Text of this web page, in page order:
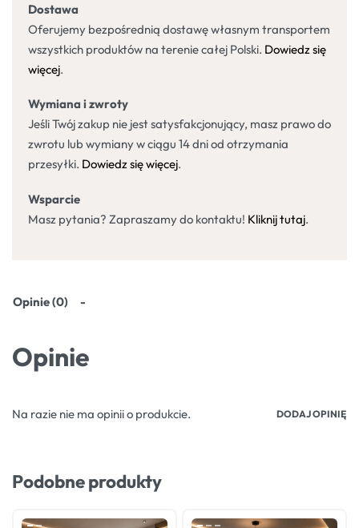
Dostawa
Oferujemy bezpośrednią dostawę własnym transportem
wszystkich produktów na terenie całej Polski. Dowiedz się
więcej.
Wymiana i zwroty
Jeśli Twój zakup nie jest satysfakcjonujący, masz prawo do
zwrotu lub wymiany w ciągu 14 dni od otrzymania
przesyłki. Dowiedz się więcej.
Wsparcie
Masz pytania? Zapraszamy do kontaktu! Kliknij tutaj.
Opinie (0)
Opinie
Na razie nie ma opinii o produkcie. DODAJ OPINIĘ
Podobne produkty